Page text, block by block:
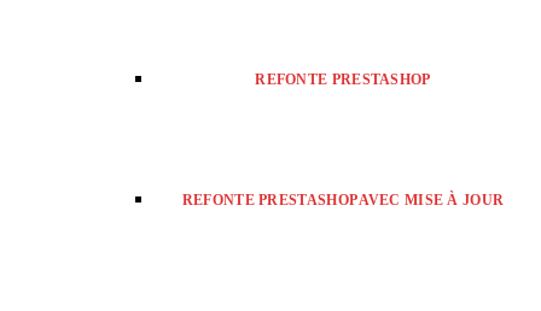
REFONTE PRESTASHOP
REFONTE PRESTASHOP AVEC MISE À JOUR